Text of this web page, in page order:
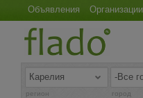
Объявления Организации
регион город